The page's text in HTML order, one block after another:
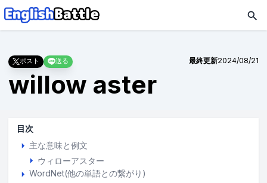
ポスト 送る 最終更新2024/08/21
willow aster
目次
主な意味と例文
ウィローアスター
WordNet(他の単語との繋がり)